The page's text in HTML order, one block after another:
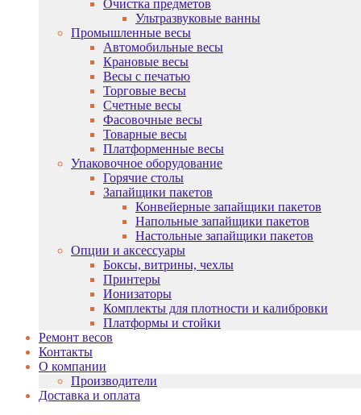
Очистка предметов
Ультразвуковые ванны
Промышленные весы
Автомобильные весы
Крановые весы
Весы с печатью
Торговые весы
Счетные весы
Фасовочные весы
Товарные весы
Платформенные весы
Упаковочное оборудование
Горячие столы
Запайщики пакетов
Конвейерные запайщики пакетов
Напольные запайщики пакетов
Настольные запайщики пакетов
Опции и аксессуары
Боксы, витрины, чехлы
Принтеры
Ионизаторы
Комплекты для плотности и калибровки
Платформы и стойки
Ремонт весов
Контакты
О компании
Производители
Доставка и оплата